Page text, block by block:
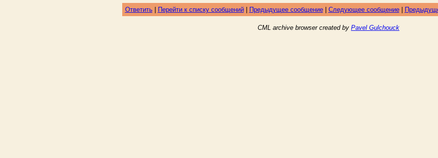
Ответить| Перейти к списку сообщений| Предыдущее сообщение| Следующее сообщение|
CML archive browser created by Pavel Gulchouck